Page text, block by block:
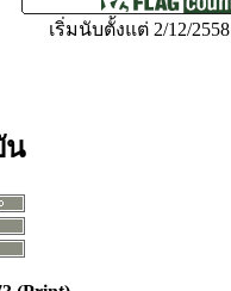
เริ่มนับตั้งแต่ 2/12/2558
น